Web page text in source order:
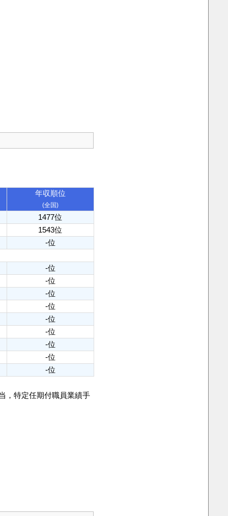
年収順位
(全国)
1477位
1543位
-位
-位
-位
-位
-位
-位
-位
-位
-位
-位
，特定任期付職員業績手